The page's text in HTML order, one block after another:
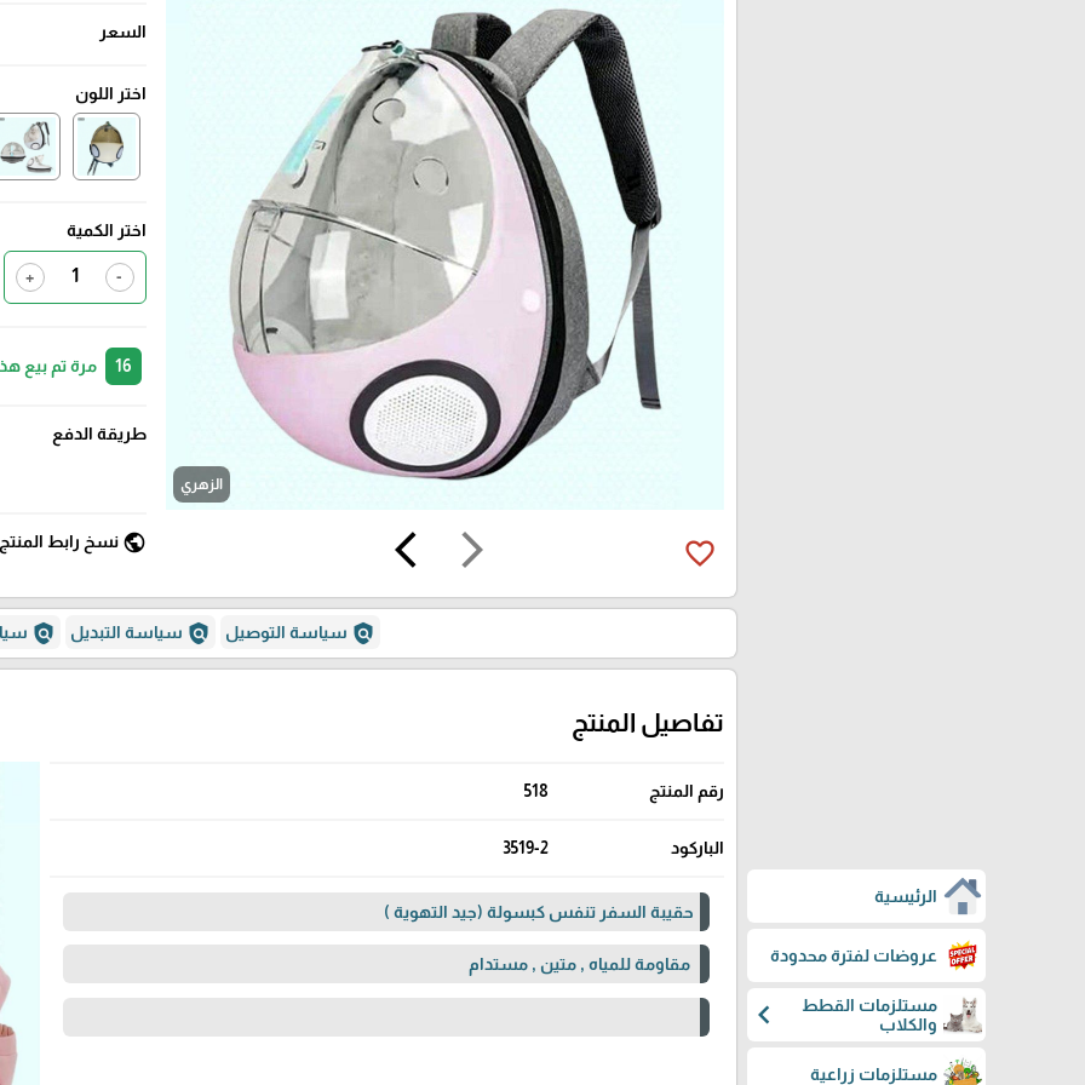
الرئيسية
عروضات لفترة محدودة
مستلزمات القطط
والكلاب
chevron_left
مستلزمات زراعية
الزهري
arrow_forward_ios
arrow_back_ios favorite_border
السعر
اختر اللون
اختر الكمية
-
+
مرة تم بيع
طريقة الدفع
public نسخ رابط
policy سياسة التوصيل policy سياسة التبديل policy
تفاصيل المنتج
رقم المنتج 518
الباركود 3519-2
حقيبة السفر تنفس كبسولة (جيد التهوية )
مقاومة للمياه , متين , مستدام